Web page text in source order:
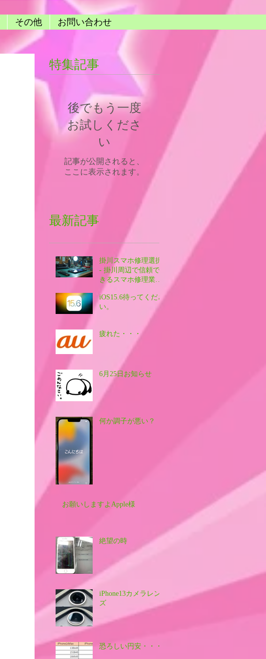
その他 お問い合わせ
特集記事
後でもう一度
お試しくださ
い
記事が公開されると、
ここに表示されます。
最新記事
掛川スマホ修理選択
- 掛川周辺で信頼で
きるスマホ修理業者
を探す方法
iOS15.6待ってくださ
い。
疲れた・・・
6月25日お知らせ
何か調子が悪い？
お願いしますよApple様
絶望の時
iPhone13カメラレン
ズ
恐ろしい円安・・・